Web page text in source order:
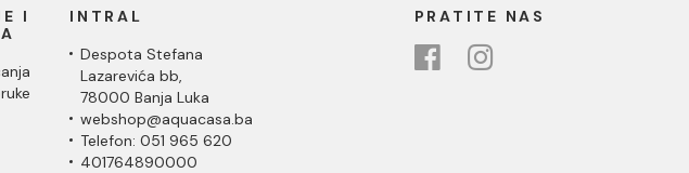
I
INTRAL
Despota Stefana
Lazarevića bb,
78000 Banja Luka
webshop@aquacasa.ba
Telefon: 051 965 620
401764890000
PRATITE NAS